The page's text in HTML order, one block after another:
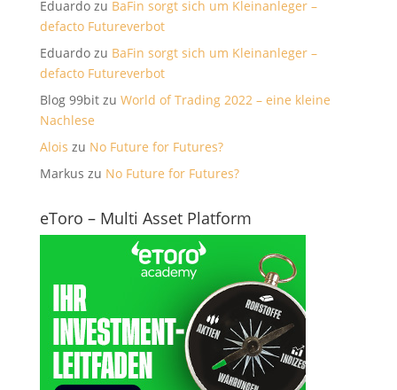
Eduardozu BaFin sorgt sich um Kleinanleger –
defacto Futureverbot
Eduardozu BaFin sorgt sich um Kleinanleger –
defacto Futureverbot
Blog 99bitzu World of Trading 2022 – eine kleine
Nachlese
Alois zu No Future for Futures?
Markus zu No Future for Futures?
eToro – Multi Asset Platform